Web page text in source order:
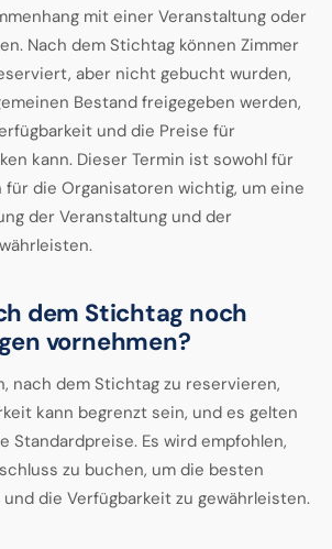
mit einer Veranstaltung oder
Nach dem Stichtag können Zimmer
aber nicht gebucht wurden,
Bestand freigegeben werden,
und die Preise für
kann. Dieser Termin ist sowohl für
für die Organisatoren wichtig, um eine
der Veranstaltung und der
dem Stichtag noch
vornehmen?
nach dem Stichtag zu reservieren,
kann begrenzt sein, und es gelten
Standardpreise. Es wird empfohlen,
zu buchen, um die besten
die Verfügbarkeit zu gewährleisten.